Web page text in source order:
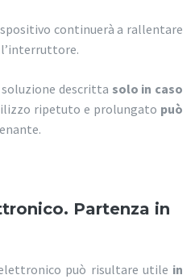
continuerà a rallentare
descritta solo in caso
ripetuto e prolungato può
Partenza in
può risultare utile in